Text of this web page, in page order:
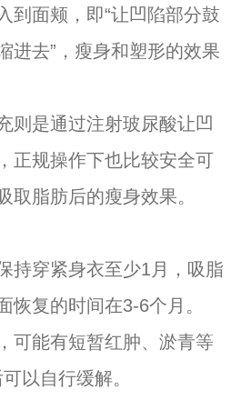
到面颊，即“让凹陷部分鼓
进去”，瘦身和塑形的效果
则是通过注射玻尿酸让凹
正规操作下也比较安全可
取脂肪后的瘦身效果。
持穿紧身衣至少1月，吸脂
恢复的时间在3-6个月。
可能有短暂红肿、淤青等
以自行缓解。